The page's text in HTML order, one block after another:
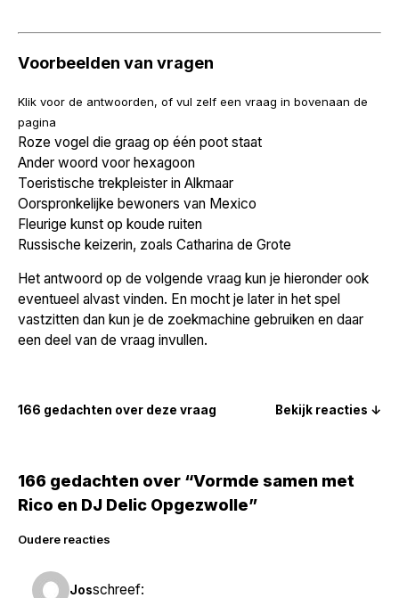
Voorbeelden van vragen
Klik voor de antwoorden, of vul zelf een vraag in bovenaan de
pagina
Roze vogel die graag op één poot staat
Ander woord voor hexagoon
Toeristische trekpleister in Alkmaar
Oorspronkelijke bewoners van Mexico
Fleurige kunst op koude ruiten
Russische keizerin, zoals Catharina de Grote
Het antwoord op de volgende vraag kun je hieronder ook
eventueel alvast vinden. En mocht je later in het spel
vastzitten dan kun je de zoekmachine gebruiken en daar
een deel van de vraag invullen.
166 gedachten over deze vraag Bekijk reacties ↓
166 gedachten over “Vormde samen met
Rico en DJ Delic Opgezwolle”
Reacties
navigatie
Oudere reacties
Josschreef: